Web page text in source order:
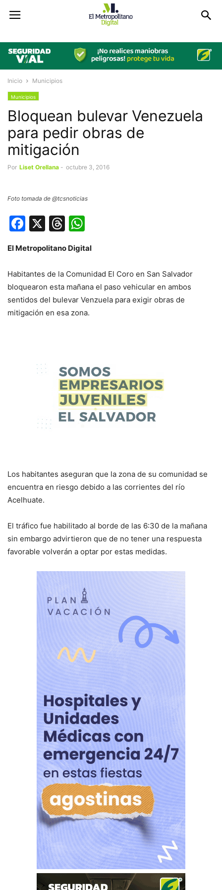
Inicio Municipios
Municipios
Bloquean bulevar Venezuela
para pedir obras de
mitigación
Por Liset Orellana - octubre 3, 2016
Foto tomada de @tcsnoticias
Facebook
X Threads
El Metropolitano Digital
Habitantes de la Comunidad El Coro en San Salvador
bloquearon esta mañana el paso vehicular en ambos
sentidos del bulevar Venzuela para exigir obras de
mitigación en esa zona.
Los habitantes aseguran que la zona de su comunidad se
encuentra en riesgo debido a las corrientes del río
Acelhuate.
El tráfico fue habilitado al borde de las 6:30 de la mañana
sin embargo advirtieron que de no tener una respuesta
favorable volverán a optar por estas medidas.